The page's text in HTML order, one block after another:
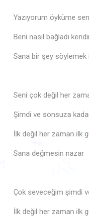
Yazıyorum öyküme
Beni nasıl bağladı
Sana bir şey söylemek
Seni çok değil her
Şimdi ve sonsuza
İlk değil her zaman ilk
Sana değmesin nazar
Çok seveceğim şimdi
İlk değil her zaman ilk
🎶
🎵
🎶
♪